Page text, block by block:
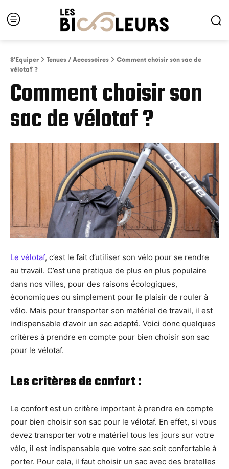
S'Equiper Tenues / Accessoires
Comment choisir son sac de
vélotaf ?
Comment choisir son
sac de vélotaf ?
Le vélotaf, c’est le fait d’utiliser son vélo pour se rendre
au travail. C’est une pratique de plus en plus populaire
dans nos villes, pour des raisons écologiques,
économiques ou simplement pour le plaisir de rouler à
vélo. Mais pour transporter son matériel de travail, il est
indispensable d’avoir un sac adapté. Voici donc quelques
critères à prendre en compte pour bien choisir son sac
pour le vélotaf.
Les critères de confort :
Le confort est un critère important à prendre en compte
pour bien choisir son sac pour le vélotaf. En effet, si vous
devez transporter votre matériel tous les jours sur votre
vélo, il est indispensable que votre sac soit confortable à
porter. Pour cela, il faut choisir un sac avec des bretelles